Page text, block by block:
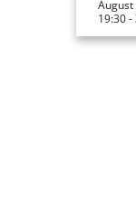
August
19:30 -